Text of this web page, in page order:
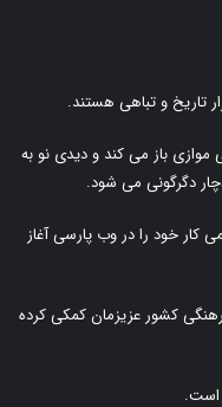
تاریخ و تباهی هستند.
موازی باز می کند و دیدی نو به
دگرگونی می شود.
کار خود را در وب پارسی آغاز
کشور عزیزمان کمکی کرده
است.